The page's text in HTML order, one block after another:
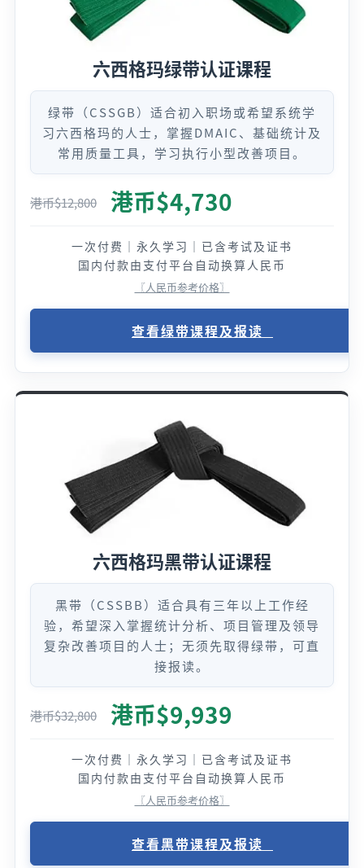
六西格玛绿带认证课程
绿带（CSSGB）适合初入职场或希望系统学
习六西格玛的人士，掌握DMAIC、基础统计及
常用质量工具，学习执行小型改善项目。
港币$12,800 港币$4,730
一次付费｜永久学习｜已含考试及证书
国内付款由支付平台自动换算人民币
〖人民币参考价格〗
查看绿带课程及报读
六西格玛黑带认证课程
黑带（CSSBB）适合具有三年以上工作经
验，希望深入掌握统计分析、项目管理及领导
复杂改善项目的人士；无须先取得绿带，可直
接报读。
港币$32,800 港币$9,939
一次付费｜永久学习｜已含考试及证书
国内付款由支付平台自动换算人民币
〖人民币参考价格〗
查看黑带课程及报读